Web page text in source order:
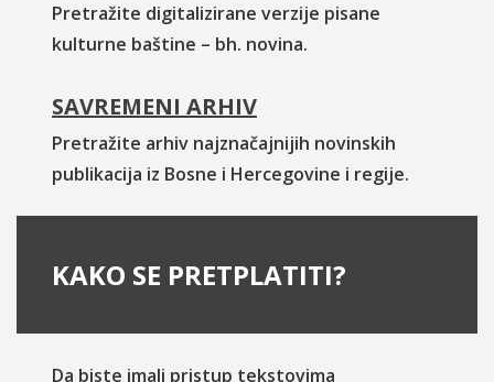
Pretražite digitalizirane verzije pisane
kulturne baštine – bh. novina.
SAVREMENI ARHIV
Pretražite arhiv najznačajnijih novinskih
publikacija iz Bosne i Hercegovine i regije.
KAKO SE PRETPLATITI?
Da biste imali pristup tekstovima